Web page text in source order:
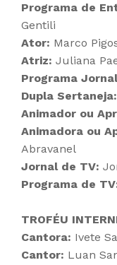
Programa de
Gentili
Ator: Marco
Atriz: Juliana
Programa
Dupla Sertaneja:
Animador ou
Animadora ou
Abravanel
Jornal de TV:
Programa de
TROFÉU
Cantora: Ivete
Cantor: Luan